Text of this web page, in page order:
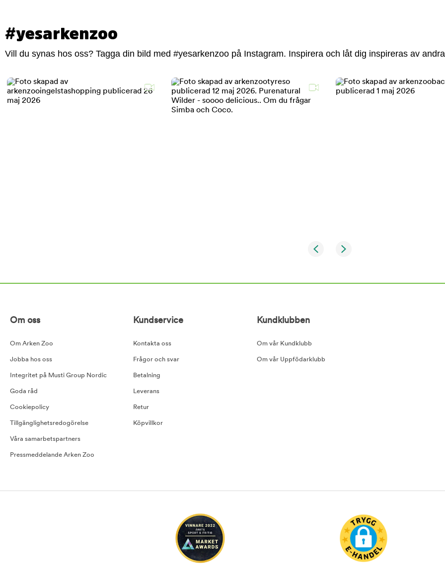
#yesarkenzoo
Vill du synas hos oss? Tagga din bild med #yesarkenzoo på Instagram. Inspirera och låt dig inspireras av
Om oss
Om Arken Zoo
Jobba hos oss
Integritet på Musti Group Nordic
Goda råd
Cookiepolicy
Tillgänglighetsredogörelse
Våra samarbetspartners
Pressmeddelande Arken Zoo
Kundservice
Kontakta oss
Frågor och svar
Betalning
Leverans
Retur
Köpvillkor
Kundklubben
Om vår Kundklubb
Om vår Uppfödarklubb